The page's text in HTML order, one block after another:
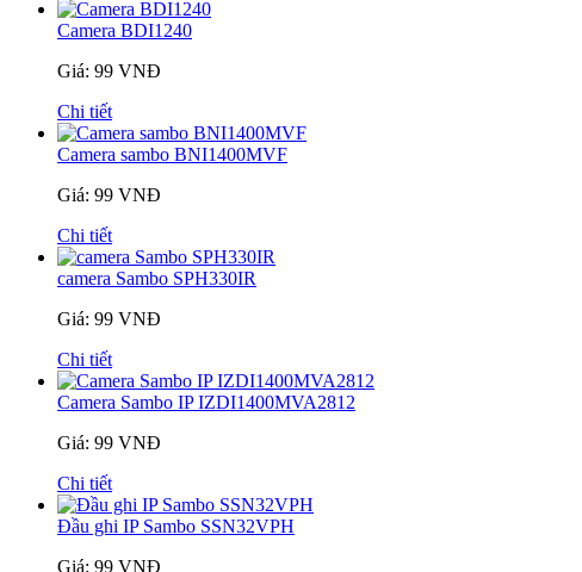
Camera BDI1240
Giá: 99 VNĐ
Chi tiết
Camera sambo BNI1400MVF
Giá: 99 VNĐ
Chi tiết
camera Sambo SPH330IR
Giá: 99 VNĐ
Chi tiết
Camera Sambo IP IZDI1400MVA2812
Giá: 99 VNĐ
Chi tiết
Đầu ghi IP Sambo SSN32VPH
Giá: 99 VNĐ